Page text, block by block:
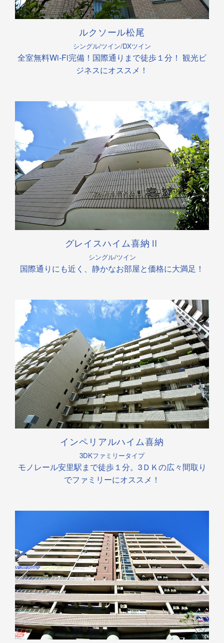
ルクソール松尾
シングル/ツイン/DXツイン
全室無料Wi-Fi完備！国際通りまで徒歩１分！ 観光ビ
ジネスにオススメ！
グレイスハイム喜納Ⅱ
シングル/ツイン
国際通りにも近く、静かなお部屋と価格に大満足！
インペリアルハイム喜納
3DKファミリータイプ
モノレール安里駅まで徒歩１分。3ＤＫの広々間取り
でファミリーにオススメ！